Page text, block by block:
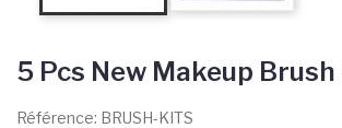
5 Pcs New Makeup
Référence: BRUSH-KITS